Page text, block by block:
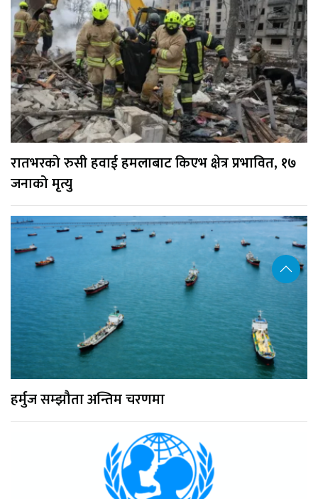
रातभरको रुसी हवाई हमलाबाट किएभ क्षेत्र प्रभावित, १७
जनाको मृत्यु
हर्मुज सम्झौता अन्तिम चरणमा